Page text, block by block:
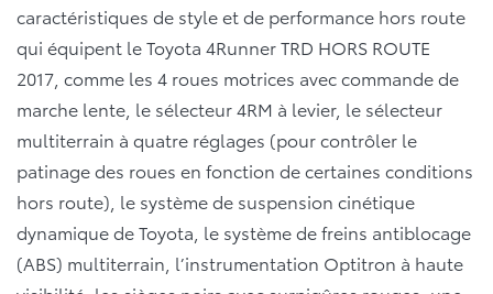
caractéristiques de style et de performance hors route
qui équipent le Toyota 4Runner TRD HORS ROUTE
2017, comme les 4 roues motrices avec commande de
marche lente, le sélecteur 4RM à levier, le sélecteur
multiterrain à quatre réglages (pour contrôler le
patinage des roues en fonction de certaines conditions
hors route), le système de suspension cinétique
dynamique de Toyota, le système de freins antiblocage
(ABS) multiterrain, l’instrumentation Optitron à haute